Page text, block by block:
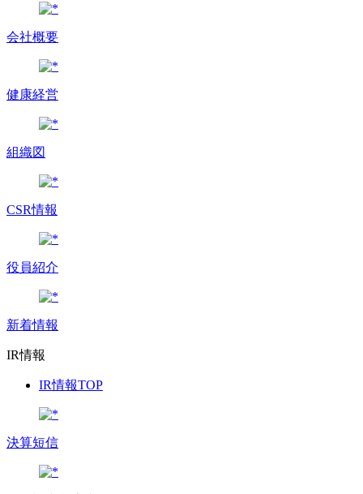
会社概要
健康経営
組織図
CSR情報
役員紹介
新着情報
IR情報
IR情報TOP
決算短信